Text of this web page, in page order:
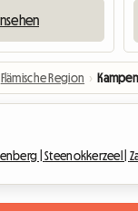
Flämische Region ›
|Steenokkerzeel |